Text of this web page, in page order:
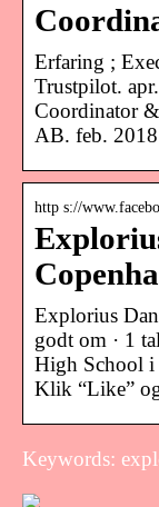
Erfaring ;
Trustpilot.
Coordinator
AB. feb.
http s://
Explorius
godt om · 1
High School i
Klik “Like”
Keywords: